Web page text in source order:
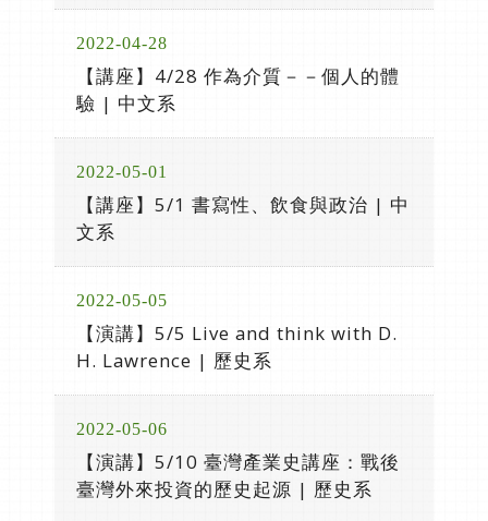
2022-04-28
【講座】4/28 作為介質－－個人的體
驗 | 中文系
2022-05-01
【講座】5/1 書寫性、飲食與政治 | 中
文系
2022-05-05
【演講】5/5 Live and think with D.
H. Lawrence | 歷史系
2022-05-06
【演講】5/10 臺灣產業史講座：戰後
臺灣外來投資的歷史起源 | 歷史系